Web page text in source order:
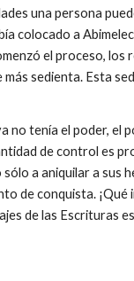
una persona
colocado a
el proceso,
sedienta. Esta
tenía el poder, el
de control es
a aniquilar a sus
de conquista.
de las Escrituras